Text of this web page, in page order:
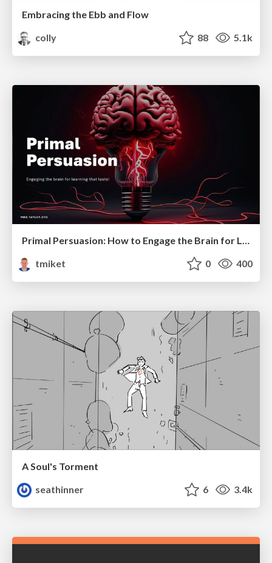
Embracing the Ebb and Flow
colly
88 5.1k
Primal Persuasion: How to Engage the Brain for Learning That Lasts
tmiket
0 400
A Soul's Torment
seathinner
6 3.4k